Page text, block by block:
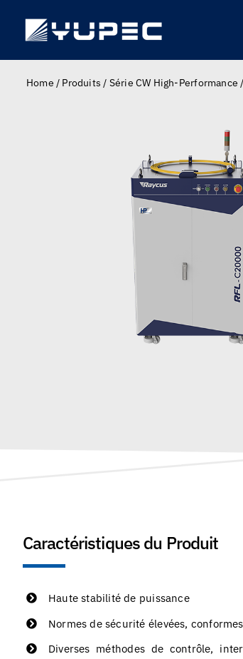
content
Home / Produits / Série CW High-Performance /
Caractéristiques du Produit
Haute stabilité de puissance
Normes de sécurité élevées,
Diverses méthodes de contrôle,